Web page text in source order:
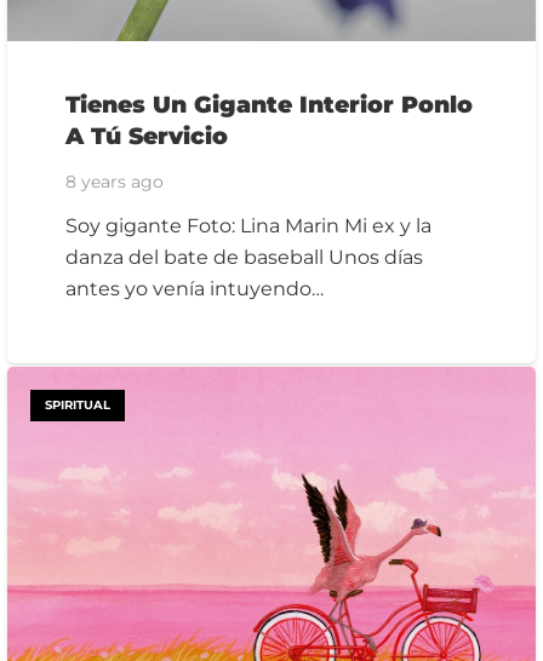
Tienes Un Gigante Interior Ponlo
A Tú Servicio
8 years ago
Soy gigante Foto: Lina Marin Mi ex y la
danza del bate de baseball Unos días
antes yo venía intuyendo…
SPIRITUAL